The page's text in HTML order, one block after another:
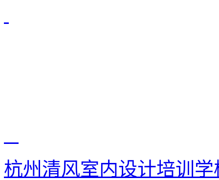
杭州清风室内设计培训学